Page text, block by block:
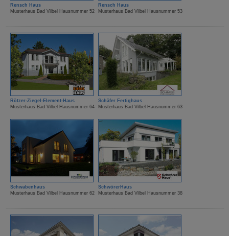
Rensch Haus
Musterhaus Bad Vilbel Hausnummer 52
Rensch Haus
Musterhaus Bad Vilbel Hausnummer 53
Rötzer-Ziegel-Element-Haus
Musterhaus Bad Vilbel Hausnummer 64
Schäfer Fertighaus
Musterhaus Bad Vilbel Hausnummer 63
Schwabenhaus
Musterhaus Bad Vilbel Hausnummer 62
SchwörerHaus
Musterhaus Bad Vilbel Hausnummer 38